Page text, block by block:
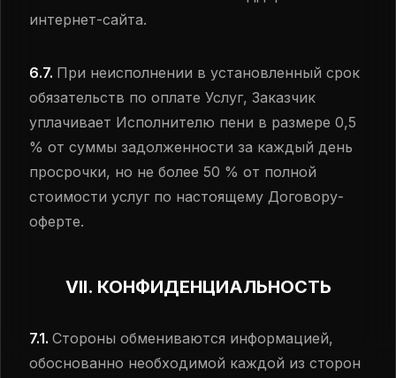
интернет-сайта.
6.7. При неисполнении в установленный срок
обязательств по оплате Услуг, Заказчик
уплачивает Исполнителю пени в размере 0,5
% от суммы задолженности за каждый день
просрочки, но не более 50 % от полной
стоимости услуг по настоящему Договору-
оферте.
VII. КОНФИДЕНЦИАЛЬНОСТЬ
7.1. Стороны обмениваются информацией,
обоснованно необходимой каждой из сторон